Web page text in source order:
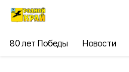
80 лет Победы Новости